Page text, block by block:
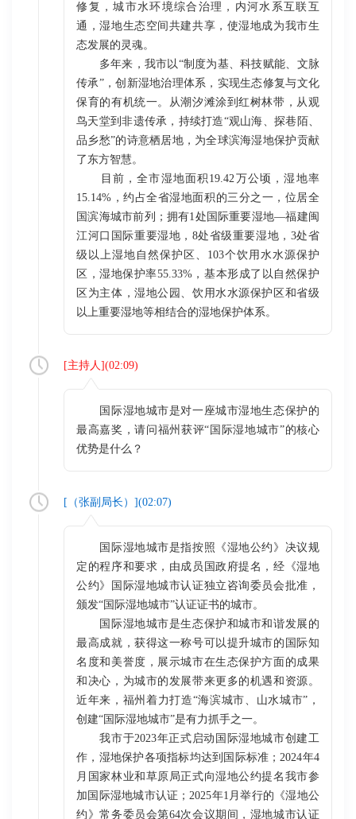
修复，城市水环境综合治理，内河水系互联互
通，湿地生态空间共建共享，使湿地成为我市生
态发展的灵魂。
多年来，我市以“制度为基、科技赋能、文脉
传承”，创新湿地治理体系，实现生态修复与文化
保育的有机统一。从潮汐滩涂到红树林带，从观
鸟天堂到非遗传承，持续打造“观山海、探巷陌、
品乡愁”的诗意栖居地，为全球滨海湿地保护贡献
了东方智慧。
目前，全市湿地面积19.42万公顷，湿地率
15.14%，约占全省湿地面积的三分之一，位居全
国滨海城市前列；拥有1处国际重要湿地—福建闽
江河口国际重要湿地，8处省级重要湿地，3处省
级以上湿地自然保护区、103个饮用水水源保护
区，湿地保护率55.33%，基本形成了以自然保护
区为主体，湿地公园、饮用水水源保护区和省级
以上重要湿地等相结合的湿地保护体系。
[主持人](02:09)
国际湿地城市是对一座城市湿地生态保护的
最高嘉奖，请问福州获评“国际湿地城市”的核心
优势是什么？
[（张副局长 ）](02:07)
国际湿地城市是指按照《湿地公约》决议规
定的程序和要求，由成员国政府提名，经《湿地
公约》国际湿地城市认证独立咨询委员会批准，
颁发“国际湿地城市”认证证书的城市。
国际湿地城市是生态保护和城市和谐发展的
最高成就，获得这一称号可以提升城市的国际知
名度和美誉度，展示城市在生态保护方面的成果
和决心，为城市的发展带来更多的机遇和资源。
近年来，福州着力打造“海滨城市、山水城市”，
创建“国际湿地城市”是有力抓手之一。
我市于2023年正式启动国际湿地城市创建工
作，湿地保护各项指标均达到国际标准；2024年4
月国家林业和草原局正式向湿地公约提名我市参
加国际湿地城市认证；2025年1月举行的《湿地公
约》常务委员会第64次会议期间，湿地城市认证